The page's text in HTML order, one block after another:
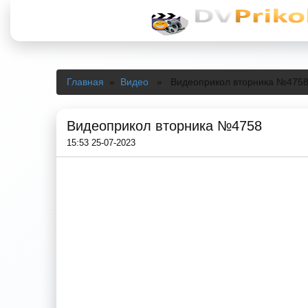
Главная » Видео » Видеоприкол вторника №4758
Видеоприкол вторника №4758
15:53 25-07-2023